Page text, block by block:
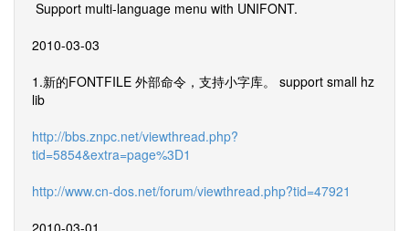
Support multi-language menu with UNIFONT.
2010-03-03
1.新的FONTFILE 外部命令，支持小字库。 support small hz
lib
http://bbs.znpc.net/viewthread.php?
tid=5854&extra=page%3D1
http://www.cn-dos.net/forum/viewthread.php?tid=47921
2010-03-01